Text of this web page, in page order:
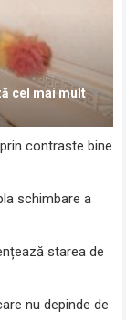
cel mai mult
contraste bine
schimbare a
starea de
nu depinde de